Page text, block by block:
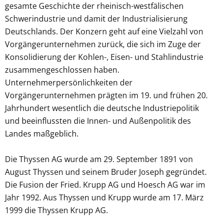
gesamte Geschichte der rheinisch-westfälischen
Schwerindustrie und damit der Industrialisierung
Deutschlands. Der Konzern geht auf eine Vielzahl von
Vorgängerunternehmen zurück, die sich im Zuge der
Konsolidierung der Kohlen-, Eisen- und Stahlindustrie
zusammengeschlossen haben.
Unternehmerpersönlichkeiten der
Vorgängerunternehmen prägten im 19. und frühen 20.
Jahrhundert wesentlich die deutsche Industriepolitik
und beeinflussten die Innen- und Außenpolitik des
Landes maßgeblich.
Die Thyssen AG wurde am 29. September 1891 von
August Thyssen und seinem Bruder Joseph gegründet.
Die Fusion der Fried. Krupp AG und Hoesch AG war im
Jahr 1992. Aus Thyssen und Krupp wurde am 17. März
1999 die Thyssen Krupp AG.